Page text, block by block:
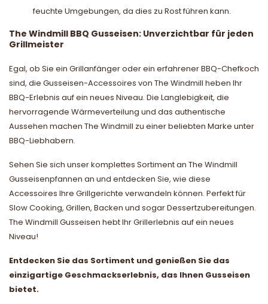
feuchte Umgebungen, da dies zu Rost führen kann.
The Windmill BBQ Gusseisen: Unverzichtbar für jeden
Grillmeister
Egal, ob Sie ein Grillanfänger oder ein erfahrener BBQ-Chefkoch
sind, die Gusseisen-Accessoires von The Windmill heben Ihr
BBQ-Erlebnis auf ein neues Niveau. Die Langlebigkeit, die
hervorragende Wärmeverteilung und das authentische
Aussehen machen The Windmill zu einer beliebten Marke unter
BBQ-Liebhabern.
Sehen Sie sich unser komplettes Sortiment an The Windmill
Gusseisenpfannen an und entdecken Sie, wie diese
Accessoires Ihre Grillgerichte verwandeln können. Perfekt für
Slow Cooking, Grillen, Backen und sogar Dessertzubereitungen.
The Windmill Gusseisen hebt Ihr Grillerlebnis auf ein neues
Niveau!
Entdecken Sie das Sortiment und genießen Sie das
einzigartige Geschmackserlebnis, das Ihnen Gusseisen
bietet.